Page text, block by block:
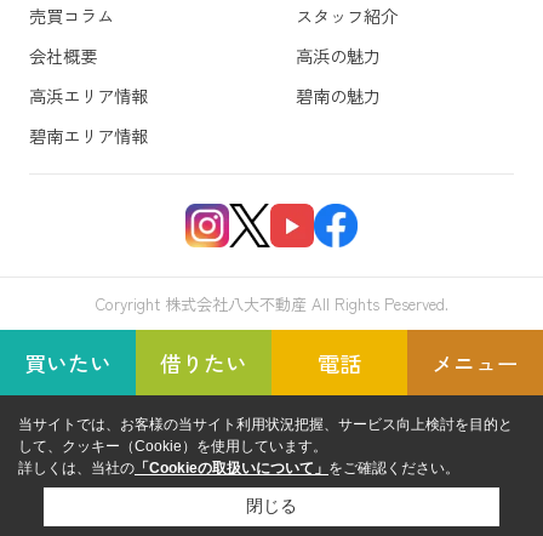
売買コラム
スタッフ紹介
会社概要
高浜の魅力
高浜エリア情報
碧南の魅力
碧南エリア情報
Coryright 株式会社八大不動産 All Rights Peserved.
買いたい 借りたい 電話 メニュー
当サイトでは、お客様の当サイト利用状況把握、サービス向上検討を目的と
して、クッキー（Cookie）を使用しています。
詳しくは、当社の 「Cookieの取扱いについて」 をご確認ください。
閉じる